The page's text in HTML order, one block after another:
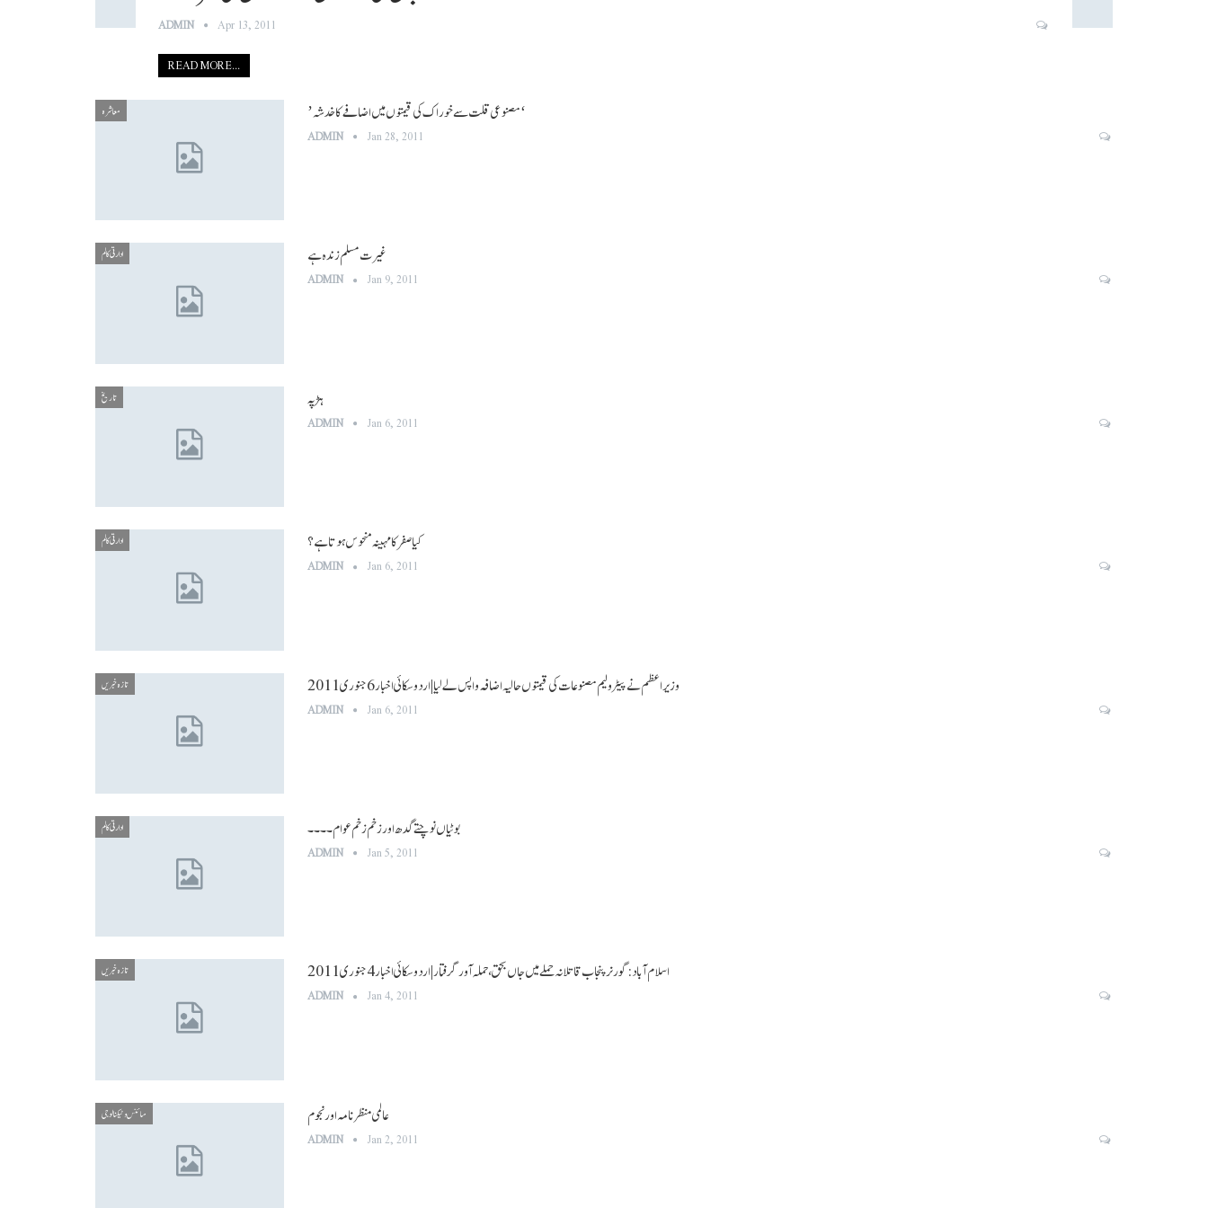
ADMIN Apr 13, 2011
READ MORE...
معاشرہ ’مصنوعی قلت سے خوراک کی قیمتوں میں اضافے کا خدشہ‘
ADMIN Jan 28, 2011
ادارتی کالم غیرت مسلم زندہ ہے
ADMIN Jan 9, 2011
تاریخ ہڑپہ
ADMIN Jan 6, 2011
ادارتی کالم کیا صفر کا مہینہ منحوس ہوتا ہے؟
ADMIN Jan 6, 2011
تازہ خبریں وزیر اعظم نے پیٹرولیم مصنوعات کی قیمتوں حالیہ اضافہ واپس لے لیا |اردو سکائی اخبار 6 جنوری 2011
ADMIN Jan 6, 2011
ادارتی کالم بوٹیاں نوچتے گدھ اور زخم زخم عوام ۔ ۔ ۔ ۔
ADMIN Jan 5, 2011
تازہ خبریں اسلام آباد: گورنر پنجاب قاتلانہ حملے میں جاں بحق، حملہ آور گرفتار|اردو سکائی اخبار 4 جنوری 2011
ADMIN Jan 4, 2011
سائنس و ٹیکنالوجی عالمی منظر نامہ اور نجوم
ADMIN Jan 2, 2011